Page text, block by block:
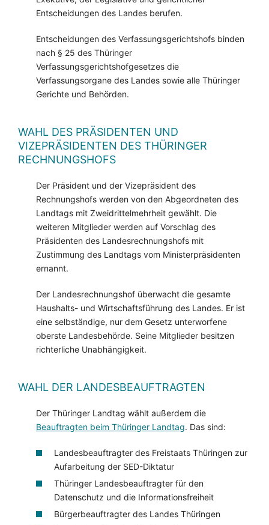
Entscheidungen des Landes berufen.
Entscheidungen des Verfassungsgerichtshofs binden
nach § 25 des Thüringer
Verfassungsgerichtshofgesetzes die
Verfassungsorgane des Landes sowie alle Thüringer
Gerichte und Behörden.
WAHL DES PRÄSIDENTEN UND
VIZEPRÄSIDENTEN DES THÜRINGER
RECHNUNGSHOFS
Der Präsident und der Vizepräsident des
Rechnungshofs werden von den Abgeordneten des
Landtags mit Zweidrittelmehrheit gewählt. Die
weiteren Mitglieder werden auf Vorschlag des
Präsidenten des Landesrechnungshofs mit
Zustimmung des Landtags vom Ministerpräsidenten
ernannt.
Der Landesrechnungshof überwacht die gesamte
Haushalts- und Wirtschaftsführung des Landes. Er ist
eine selbständige, nur dem Gesetz unterworfene
oberste Landesbehörde. Seine Mitglieder besitzen
richterliche Unabhängigkeit.
WAHL DER LANDESBEAUFTRAGTEN
Der Thüringer Landtag wählt außerdem die
Beauftragten beim Thüringer Landtag. Das sind:
Landesbeauftragter des Freistaats Thüringen zur
Aufarbeitung der SED-Diktatur
Thüringer Landesbeauftragter für den
Datenschutz und die Informationsfreiheit
Bürgerbeauftragter des Landes Thüringen